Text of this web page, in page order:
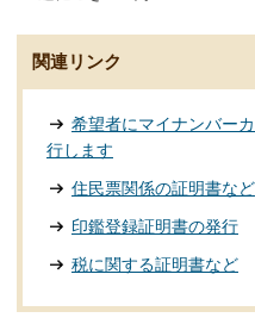
関連リンク
希望者にマイナンバー
行します
住民票関係の証明書など
印鑑登録証明書の発行
税に関する証明書など